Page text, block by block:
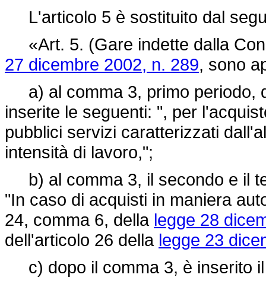
L'articolo 5 è sostituito dal
«Art. 5. (Gare indette dalla
27 dicembre 2002, n. 289, sono
a) al comma 3, primo periodo,
inserite le seguenti: ", per
pubblici servizi caratterizzati
intensità di lavoro,";
b) al comma 3, il secondo e il
"In caso di acquisti in maniera
24, comma 6, della legge 28
dell'articolo 26 della legge 23
c) dopo il comma 3, è inserito